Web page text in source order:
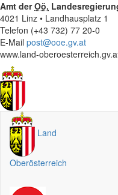
Amt derOö.
4021 Linz • Landhausplatz 1
Telefon (+43 732) 77 20-0
E-Mail post@ooe.gv.at
www.land-
Land
Oberösterreich